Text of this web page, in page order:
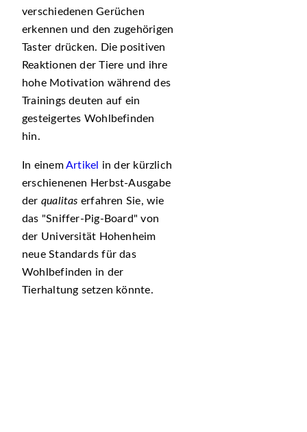
verschiedenen Gerüchen
erkennen und den zugehörigen
Taster drücken. Die positiven
Reaktionen der Tiere und ihre
hohe Motivation während des
Trainings deuten auf ein
gesteigertes Wohlbefinden
hin.
In einemArtikel
in der kürzlich
erschienenen Herbst-Ausgabe
der qualitas erfahren Sie, wie
das
Sniffer-Pig-Board
von
der Universität Hohenheim
neue Standards für das
Wohlbefinden in der
Tierhaltung setzen könnte.